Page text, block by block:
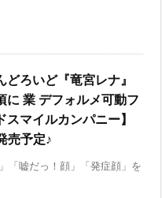
どろいど『竜宮レナ』
に 業 デフォルメ可動フ
スマイルカンパニー】
売予定♪
「嘘だっ！顔」「発症顔」を